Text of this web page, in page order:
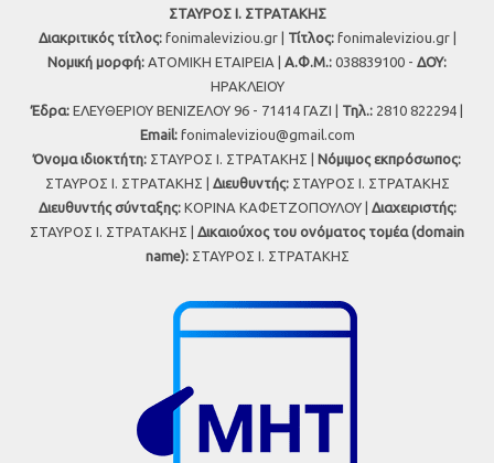
ΣΤΑΥΡΟΣ Ι. ΣΤΡΑΤΑΚΗΣ
Διακριτικός τίτλος:fonimaleviziou.gr | Τίτλος:fonimaleviziou.gr |
Νομική μορφή: ΑΤΟΜΙΚΗ ΕΤΑΙΡΕΙΑ | Α.Φ.Μ.: 038839100 - ΔΟΥ:
ΗΡΑΚΛΕΙΟΥ
Έδρα: ΕΛΕΥΘΕΡΙΟΥ ΒΕΝΙΖΕΛΟΥ 96 - 71414 ΓΑΖΙ | Τηλ.: 2810 822294 |
Εmail: fonimaleviziou@gmail.com
Όνομα ιδιοκτήτη: ΣΤΑΥΡΟΣ Ι. ΣΤΡΑΤΑΚΗΣ | Νόμιμος εκπρόσωπος:
ΣΤΑΥΡΟΣ Ι. ΣΤΡΑΤΑΚΗΣ | Διευθυντής:ΣΤΑΥΡΟΣ Ι. ΣΤΡΑΤΑΚΗΣ
Διευθυντής σύνταξης:ΚΟΡΙΝΑ ΚΑΦΕΤΖΟΠΟΥΛΟΥ | Διαχειριστής:
ΣΤΑΥΡΟΣ Ι. ΣΤΡΑΤΑΚΗΣ | Δικαιούχος του ονόματος τομέα (domain
name):ΣΤΑΥΡΟΣ Ι. ΣΤΡΑΤΑΚΗΣ